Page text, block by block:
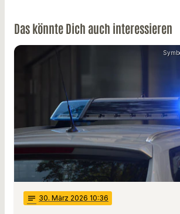
Das könnte Dich auch interessieren
notes 30. März 2026 10:36